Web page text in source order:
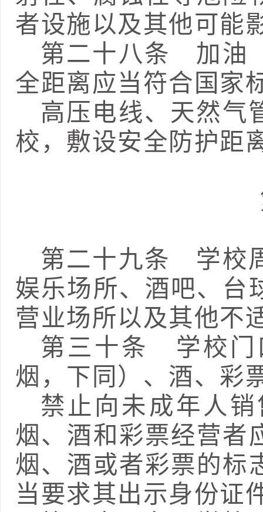
者设施以及其他可能
第二十八条 加油
全距离应当符合国家
高压电线、天然气
校，敷设安全防护距
第二十九条 学校
娱乐场所、酒吧、台
营业场所以及其他不
第三十条
学校
烟，下同）、酒、彩
禁止向未成年人
烟、酒和彩票经营者
烟、酒或者彩票的标
当要求其出示身份证